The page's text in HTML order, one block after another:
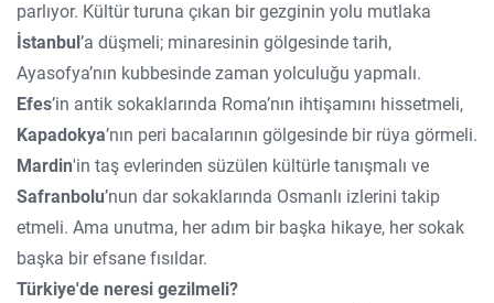
parlıyor. Kültür turuna çıkan bir gezginin yolu mutlaka
İstanbul’a düşmeli; minaresinin gölgesinde tarih,
Ayasofya’nın kubbesinde zaman yolculuğu yapmalı.
Efes’in antik sokaklarında Roma’nın ihtişamını hissetmeli,
Kapadokya’nın peri bacalarının gölgesinde bir rüya görmeli.
Mardin'in taş evlerinden süzülen kültürle tanışmalı ve
Safranbolu’nun dar sokaklarında Osmanlı izlerini takip
etmeli. Ama unutma, her adım bir başka hikaye, her sokak
başka bir efsane fısıldar.
Türkiye'de neresi gezilmeli?